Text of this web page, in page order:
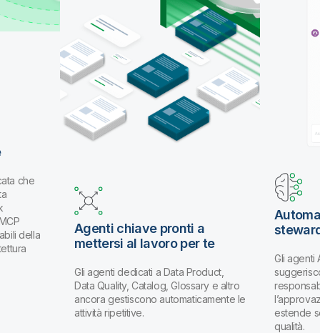
che
della
Agenti chiave pronti a
mettersi al lavoro per te
Gli agenti dedicati a Data Product,
Data Quality, Catalog, Glossary e altro
ancora gestiscono automaticamente le
attività ripetitive.
Gli agenti
estende
qualità.